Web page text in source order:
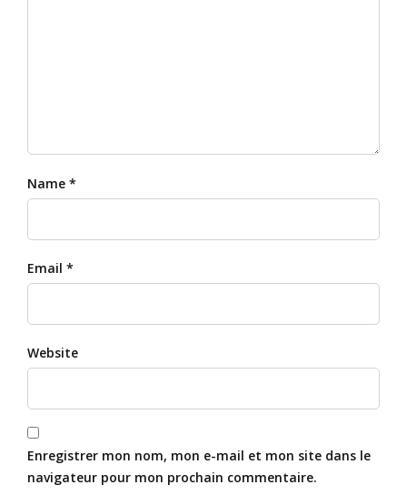
Name *
Email *
Website
Enregistrer mon nom, mon e-mail et mon site dans le
navigateur pour mon prochain commentaire.